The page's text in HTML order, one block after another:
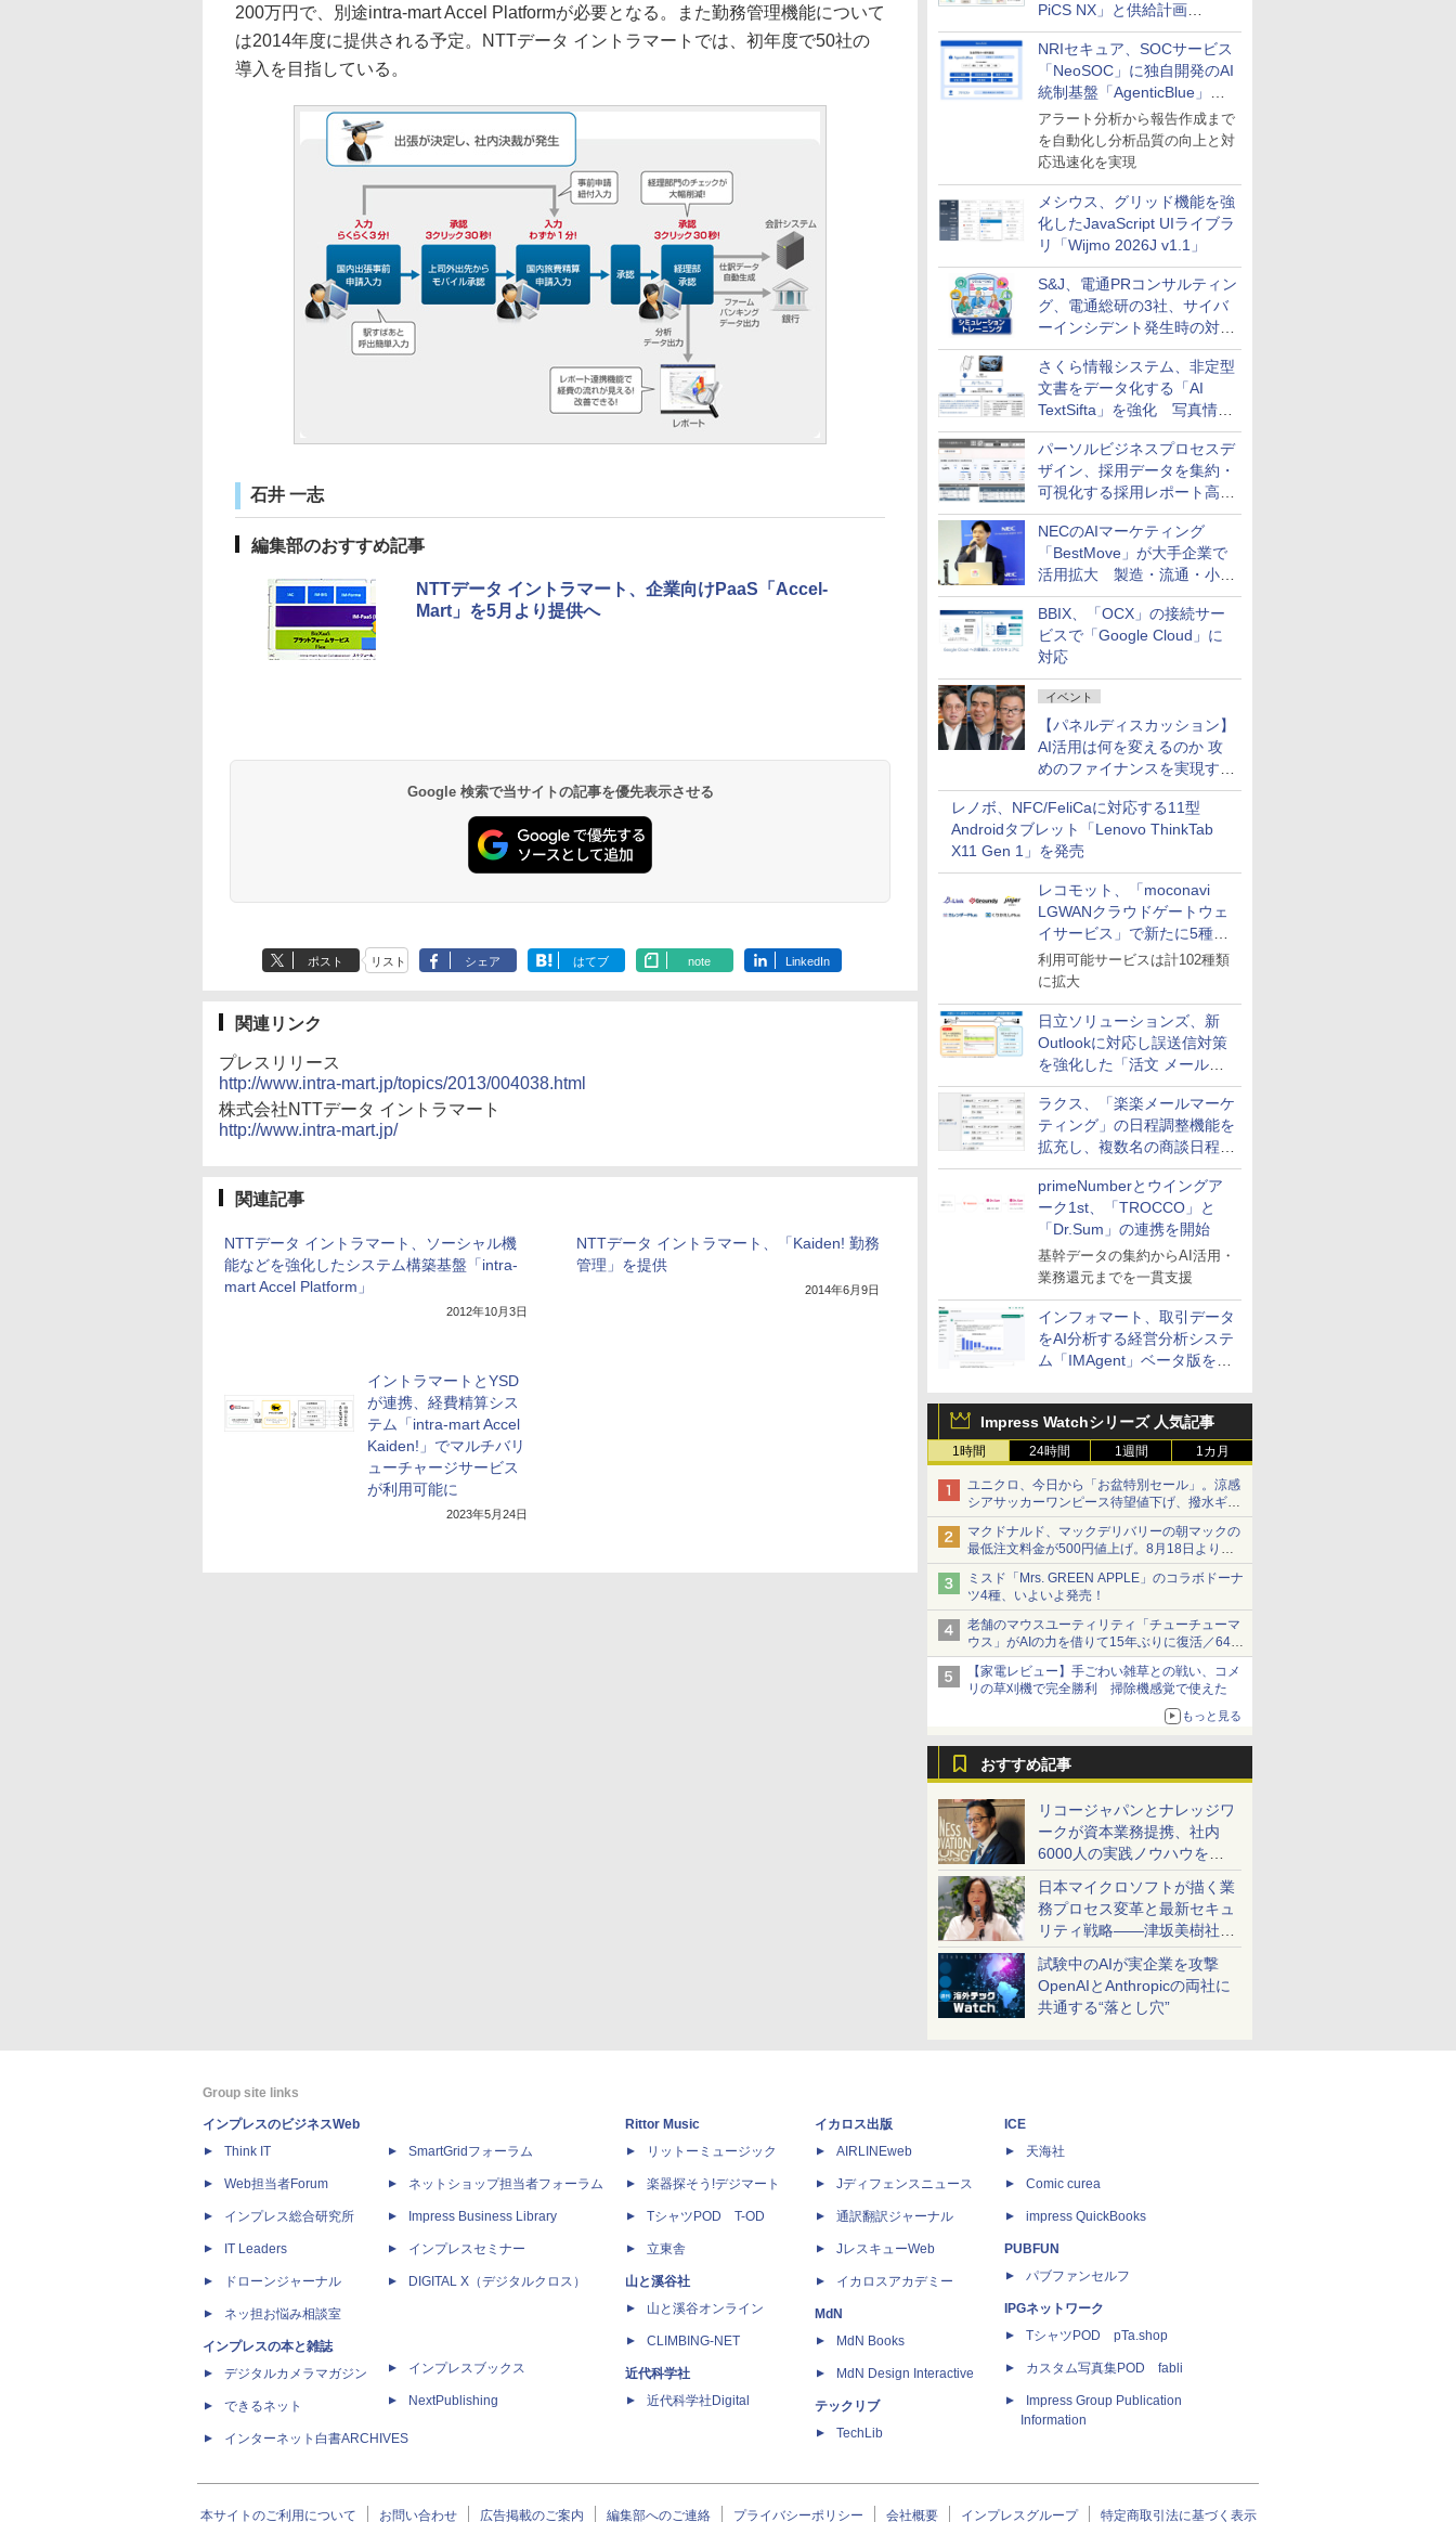
PiCS NX」と供給計画
「scSQUARE ISP」の連携サ
ービスを提供開始
NRIセキュア、SOCサービス
「NeoSOC」に独自開発のAI
統制基盤「AgenticBlue」を
導入
アラート分析から報告作成まで
を自動化し分析品質の向上と対
応迅速化を実現
メシウス、グリッド機能を強
化したJavaScript UIライブラ
リ「Wijmo 2026J v1.1」
S&J、電通PRコンサルティン
グ、電通総研の3社、サイバ
ーインシデント発生時の対応
と危機管理広報を一体的に訓
練するプログラムを提供
さくら情報システム、非定型
文書をデータ化する「AI
TextSifta」を強化 写真情報
のデータ化などに対応
パーソルビジネスプロセスデ
ザイン、採用データを集約・
可視化する採用レポート高速
化サービスを提供
NECのAIマーケティング
「BestMove」が大手企業で
活用拡大 製造・流通・小売
企業・広告代理店などが実装
フェーズへ
BBIX、「OCX」の接続サー
ビスで「Google Cloud」に
対応
イベント
【パネルディスカッション】
AI活用は何を変えるのか 攻
めのファイナンスを実現する
業務設計とマインドセット変
革
レノボ、NFC/FeliCaに対応する11型
Androidタブレット「Lenovo ThinkTab
X11 Gen 1」を発売
レコモット、「moconavi
LGWANクラウドゲートウェ
イサービス」で新たに5種類
のサービスと連携開始
利用可能サービスは計102種類
に拡大
日立ソリューションズ、新
Outlookに対応し誤送信対策
を強化した「活文 メール誤
送信防止アドインサービス」
を提供
ラクス、「楽楽メールマーケ
ティング」の日程調整機能を
拡充し、複数名の商談日程調
整を効率化
primeNumberとウイングア
ーク1st、「TROCCO」と
「Dr.Sum」の連携を開始
基幹データの集約からAI活用・
業務還元までを一貫支援
インフォマート、取引データ
をAI分析する経営分析システ
ム「IMAgent」ベータ版を提
Impress Watchシリーズ 人気記事
1時間 24時間 1週間 1カ月
ユニクロ、今日から「お盆特別セール」。涼感
シアサッカーワンピース待望値下げ、撥水ギア
ショーツは1990円に
マクドナルド、マックデリバリーの朝マックの
最低注文料金が500円値上げ。8月18日より
1,500円から受付
ミスド「Mrs. GREEN APPLE」のコラボドーナ
ツ4種、いよいよ発売！
老舗のマウスユーティリティ「チューチューマ
ウス」がAIの力を借りて15年ぶりに復活／64bit
化、Windows 10/11、「Chrome」も走り回
る。復活記念で2026年末まで500円
【家電レビュー】手ごわい雑草との戦い、コメ
リの草刈機で完全勝利 掃除機感覚で使えた
もっと見る
おすすめ記事
リコージャパンとナレッジワ
ークが資本業務提携、社内
6000人の実践ノウハウを生
かした「AI商談記録 for
RICOH」を展開へ
日本マイクロソフトが描く業
務プロセス変革と最新セキュ
リティ戦略――津坂美樹社長
が2027年度戦略を説明
試験中のAIが実企業を攻撃
OpenAIとAnthropicの両社に
共通する“落とし穴”
200万円で、別途intra-mart Accel Platformが必要となる。また勤務管理機能について
は2014年度に提供される予定。NTTデータ イントラマートでは、初年度で50社の
導入を目指している。
石井 一志
編集部のおすすめ記事
NTTデータ イントラマート、企業向けPaaS「Accel-
Mart」を5月より提供へ
Google 検索で当サイトの記事を優先表示させる
ポスト リスト シェア はてブ note LinkedIn
関連リンク
プレスリリース
http://www.intra-mart.jp/topics/2013/004038.html
株式会社NTTデータ イントラマート
http://www.intra-mart.jp/
関連記事
NTTデータ イントラマート、ソーシャル機
能などを強化したシステム構築基盤「intra-
mart Accel Platform」
2012年10月3日
NTTデータ イントラマート、「Kaiden! 勤務
管理」を提供
2014年6月9日
イントラマートとYSD
が連携、経費精算シス
テム「intra-mart Accel
Kaiden!」でマルチバリ
ューチャージサービス
が利用可能に
2023年5月24日
Group site links
インプレスのビジネスWeb
Think IT
Web担当者Forum
インプレス総合研究所
IT Leaders
ドローンジャーナル
ネッ担お悩み相談室
インプレスの本と雑誌
デジタルカメラマガジン
できるネット
インターネット白書ARCHIVES
SmartGridフォーラム
ネットショップ担当者フォーラム
Impress Business Library
インプレスセミナー
DIGITAL X（デジタルクロス）
インプレスブックス
NextPublishing
Rittor Music
リットーミュージック
楽器探そう!デジマート
TシャツPOD T-OD
立東舎
山と溪谷社
山と溪谷オンライン
CLIMBING-NET
近代科学社
近代科学社Digital
イカロス出版
AIRLINEweb
Jディフェンスニュース
通訳翻訳ジャーナル
JレスキューWeb
イカロスアカデミー
MdN
MdN Books
MdN Design Interactive
テックリブ
TechLib
ICE
天海社
Comic curea
impress QuickBooks
PUBFUN
パブファンセルフ
IPGネットワーク
TシャツPOD pTa.shop
カスタム写真集POD fabli
Impress Group Publication
Information
本サイトのご利用について お問い合わせ 広告掲載のご案内 編集部へのご連絡 プライバシーポリシー 会社概要 インプレスグループ 特定商取引法に基づく表示